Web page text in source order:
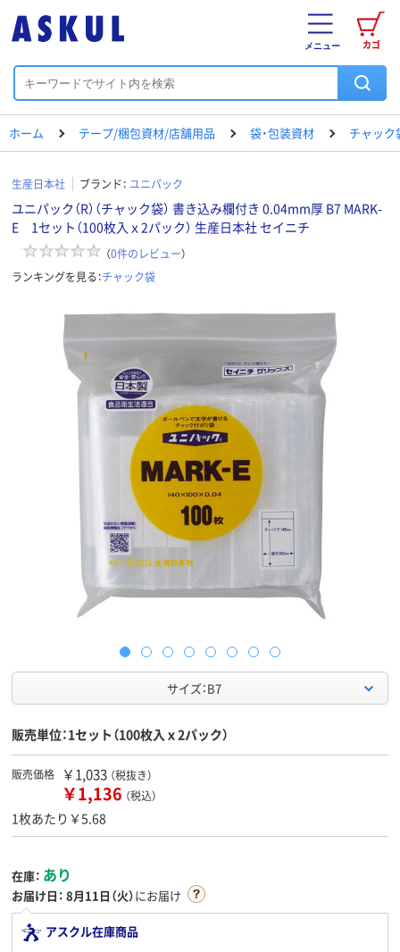
カゴ
メニュー
ホーム テープ/梱包資材/店舗用品 袋・包装資材 チャック
生産日本社 ブランド： ユニパック
ユニパック（R）（チャック袋） 書き込み欄付き 0.04mm厚 B7 MARK-
E 1セット（100枚入ｘ2パック） 生産日本社 セイニチ
（0件のレビュー）
ランキングを見る：チャック袋
サイズ：B7
販売単位：1セット（100枚入ｘ2パック）
販売価格 ￥1,033 （税抜き）
￥1,136 （税込）
1枚あたり￥5.68
在庫： あり
お届け日： 8月11日（火）にお届け
アスクル在庫商品